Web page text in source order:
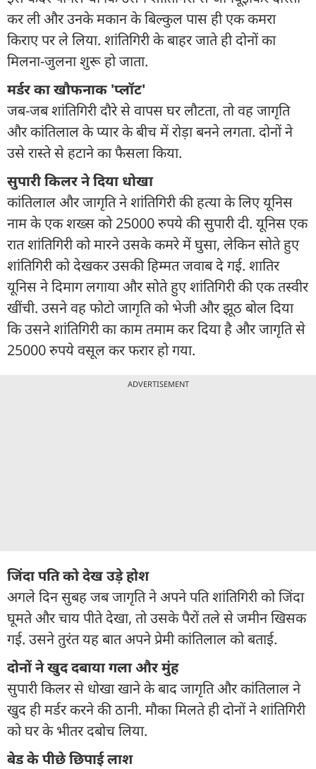
कर ली और उनके मकान के बिल्कुल पास ही एक कमरा
किराए पर ले लिया. शांतिगिरी के बाहर जाते ही दोनों का
मिलना-जुलना शुरू हो जाता.
मर्डर का खौफनाक 'प्लॉट'
जब-जब शांतिगिरी दौरे से वापस घर लौटता, तो वह जागृति
और कांतिलाल के प्यार के बीच में रोड़ा बनने लगता. दोनों ने
उसे रास्ते से हटाने का फैसला किया.
सुपारी किलर ने दिया धोखा
कांतिलाल और जागृति ने शांतिगिरी की हत्या के लिए यूनिस
नाम के एक शख्स को 25000 रुपये की सुपारी दी. यूनिस एक
रात शांतिगिरी को मारने उसके कमरे में घुसा, लेकिन सोते हुए
शांतिगिरी को देखकर उसकी हिम्मत जवाब दे गई. शातिर
यूनिस ने दिमाग लगाया और सोते हुए शांतिगिरी की एक तस्वीर
खींची. उसने वह फोटो जागृति को भेजी और झूठ बोल दिया
कि उसने शांतिगिरी का काम तमाम कर दिया है और जागृति से
25000 रुपये वसूल कर फरार हो गया.
ADVERTISEMENT
जिंदा पति को देख उड़े होश
अगले दिन सुबह जब जागृति ने अपने पति शांतिगिरी को जिंदा
घूमते और चाय पीते देखा, तो उसके पैरों तले से जमीन खिसक
गई. उसने तुरंत यह बात अपने प्रेमी कांतिलाल को बताई.
दोनों ने खुद दबाया गला और मुंह
सुपारी किलर से धोखा खाने के बाद जागृति और कांतिलाल ने
खुद ही मर्डर करने की ठानी. मौका मिलते ही दोनों ने शांतिगिरी
को घर के भीतर दबोच लिया.
बेड के पीछे छिपाई लाश